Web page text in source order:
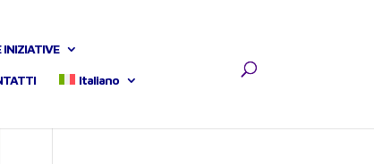
INIZIATIVE
Italiano